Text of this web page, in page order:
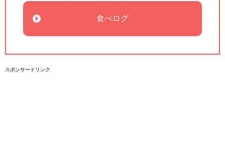
食べログ
スポンサードリンク